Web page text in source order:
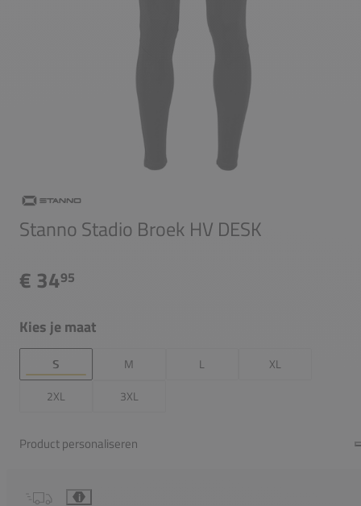
Stanno Stadio Broek HV DESK
€ 3495
Kies je maat
S M L
XL
2XL
3XL
Product personaliseren
i